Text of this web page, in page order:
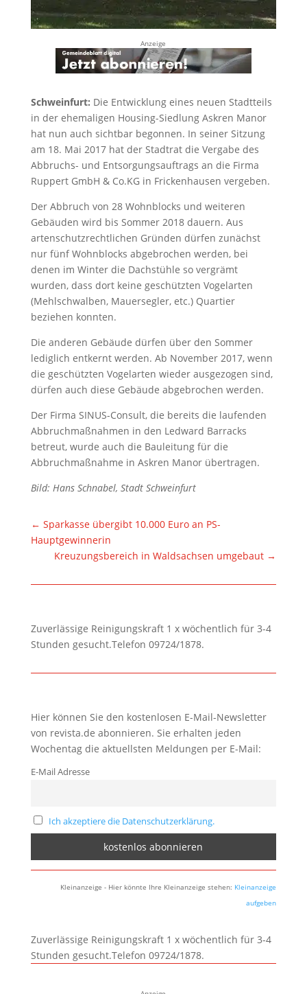
Anzeige
Schweinfurt: Die Entwicklung eines neuen Stadtteils
in der ehemaligen Housing-Siedlung Askren Manor
hat nun auch sichtbar begonnen. In seiner Sitzung
am 18. Mai 2017 hat der Stadtrat die Vergabe des
Abbruchs- und Entsorgungsauftrags an die Firma
Ruppert GmbH & Co.KG in Frickenhausen vergeben.
Der Abbruch von 28 Wohnblocks und weiteren
Gebäuden wird bis Sommer 2018 dauern. Aus
artenschutzrechtlichen Gründen dürfen zunächst
nur fünf Wohnblocks abgebrochen werden, bei
denen im Winter die Dachstühle so vergrämt
wurden, dass dort keine geschützten Vogelarten
(Mehlschwalben, Mauersegler, etc.) Quartier
beziehen konnten.
Die anderen Gebäude dürfen über den Sommer
lediglich entkernt werden. Ab November 2017, wenn
die geschützten Vogelarten wieder ausgezogen sind,
dürfen auch diese Gebäude abgebrochen werden.
Der Firma SINUS-Consult, die bereits die laufenden
Abbruchmaßnahmen in den Ledward Barracks
betreut, wurde auch die Bauleitung für die
Abbruchmaßnahme in Askren Manor übertragen.
Bild: Hans Schnabel, Stadt Schweinfurt
← Sparkasse übergibt 10.000 Euro an PS-
Hauptgewinnerin
Kreuzungsbereich in Waldsachsen umgebaut →
Zuverlässige Reinigungskraft 1 x wöchentlich für 3-4
Stunden gesucht.Telefon 09724/1878.
Hier können Sie den kostenlosen E-Mail-Newsletter
von revista.de abonnieren. Sie erhalten jeden
Wochentag die aktuellsten Meldungen per E-Mail:
E-Mail Adresse
Ich akzeptiere die Datenschutzerklärung.
Kleinanzeige - Hier könnte Ihre Kleinanzeige stehen: Kleinanzeige
aufgeben
Zuverlässige Reinigungskraft 1 x wöchentlich für 3-4
Stunden gesucht.Telefon 09724/1878.